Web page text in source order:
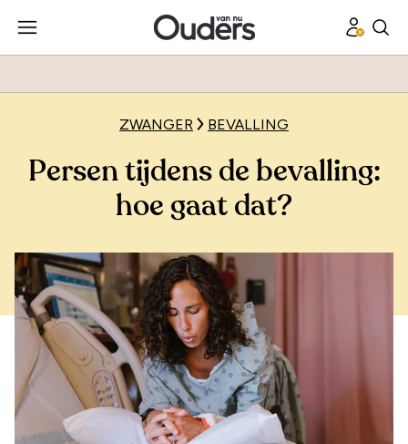
ZWANGER BEVALLING
Persen tijdens de bevalling:
hoe gaat dat?